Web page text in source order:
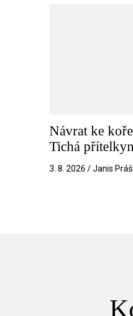
Návrat ke
Tichá
3. 8. 2026 / Janis Prášil